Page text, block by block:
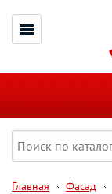
Главная Фасад